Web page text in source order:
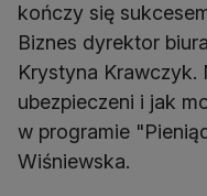
kończy się
Biznes dyrektor
Krystyna Krawczyk.
ubezpieczeni i jak
w programie
Wiśniewska.